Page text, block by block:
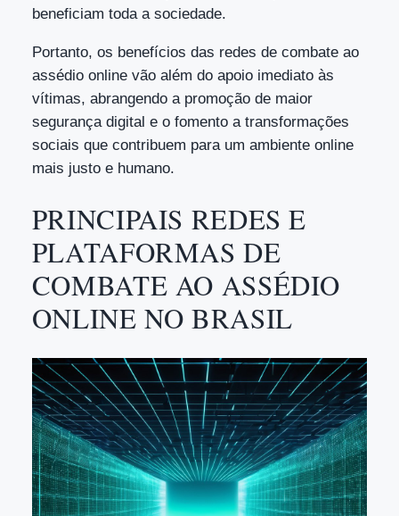
beneficiam toda a sociedade.
Portanto, os benefícios das redes de combate ao
assédio online vão além do apoio imediato às
vítimas, abrangendo a promoção de maior
segurança digital e o fomento a transformações
sociais que contribuem para um ambiente online
mais justo e humano.
PRINCIPAIS REDES E
PLATAFORMAS DE
COMBATE AO ASSÉDIO
ONLINE NO BRASIL